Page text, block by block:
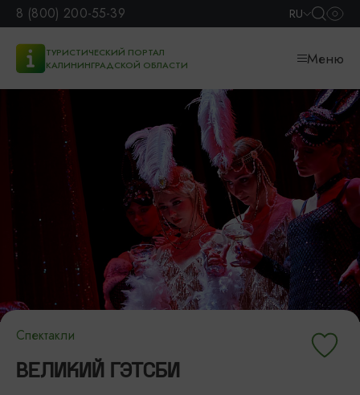
8 (800) 200-55-39 RU
ТУРИСТИЧЕСКИЙ ПОРТАЛ
КАЛИНИНГРАДСКОЙ ОБЛАСТИ
Меню
Спектакли
ВЕЛИКИЙ ГЭТСБИ